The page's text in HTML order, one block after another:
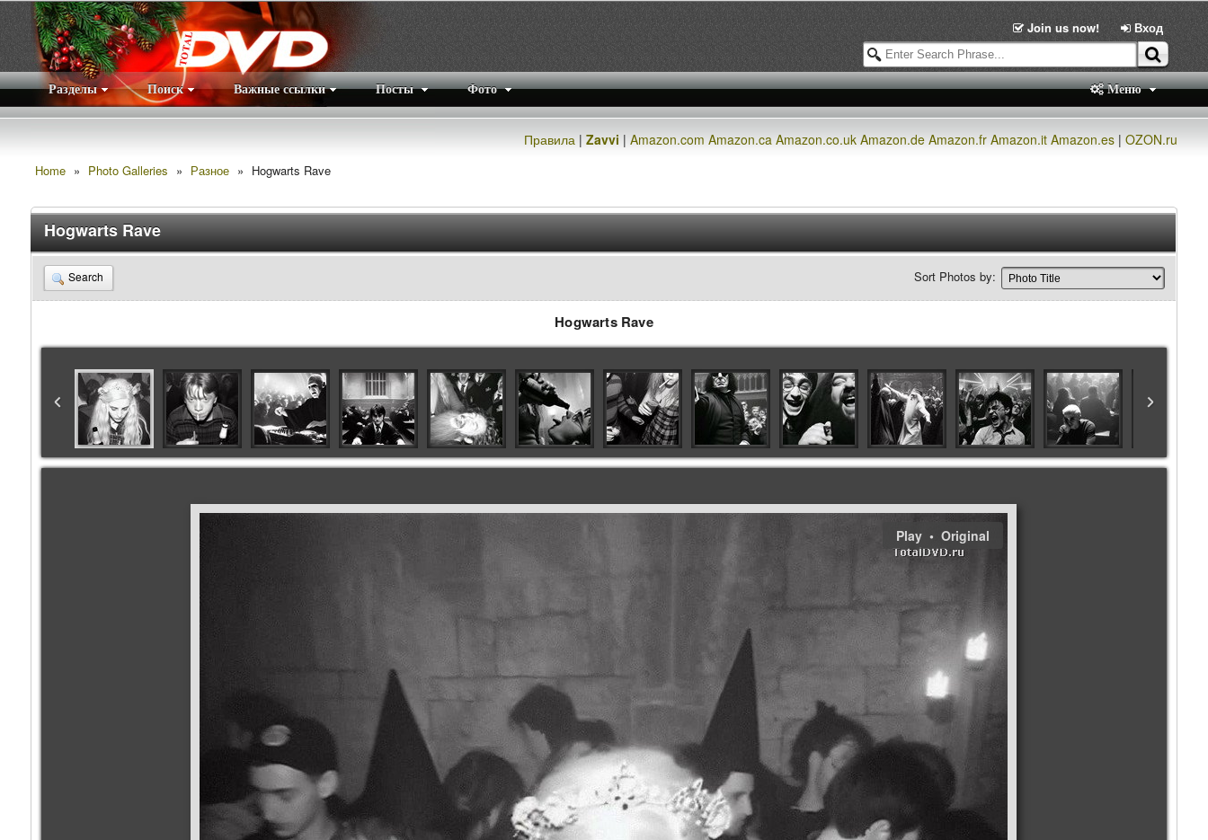
Join us now! Вход
Разделы Поиск Важные ссылки Посты Фото Меню
Правила |Zavvi |Amazon.com Amazon.ca Amazon.co.uk Amazon.de Amazon.fr Amazon.it Amazon.es |OZON.ru
Home » Photo Galleries » Разное » Hogwarts Rave
Hogwarts Rave
Sort Photos by:
Search
Hogwarts Rave
Play Original